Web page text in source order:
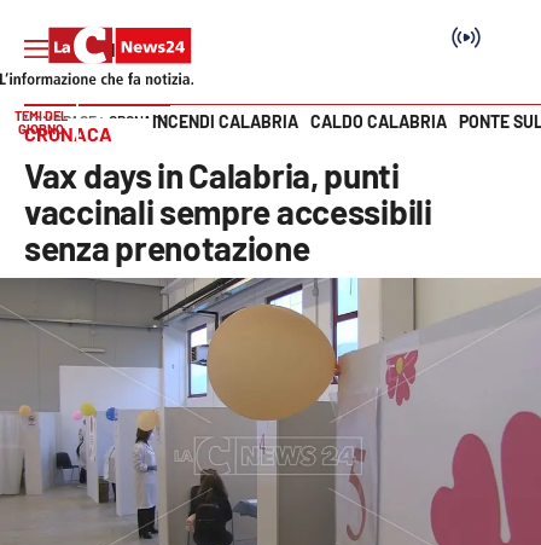
SEZIONI
Cronaca
Politica
Attualità
Economia e lavoro
Italia Mondo
Vai
TEMI DEL
GIORNO
INCENDI CALABRIA CALDO CALABRIA PONTE
HOME PAGE CRONACA
CRONACA
Vax days in Calabria, punti
vaccinali sempre accessibili
senza prenotazione